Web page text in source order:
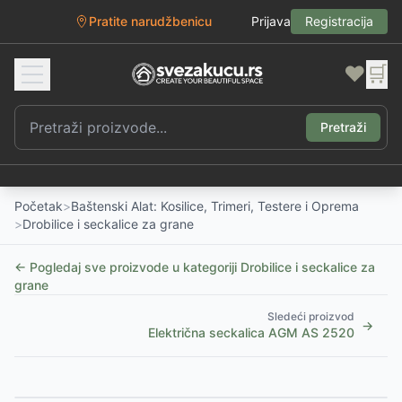
Pratite narudžbenicu Prijava Registracija
❤️ 🛒
Pretraži
Početak>Baštenski Alat: Kosilice, Trimeri, Testere i Oprema
>Drobilice i seckalice za grane
← Pogledaj sve proizvode u kategoriji Drobilice i seckalice za
grane
Sledeći proizvod
Električna seckalica AGM AS 2520 →